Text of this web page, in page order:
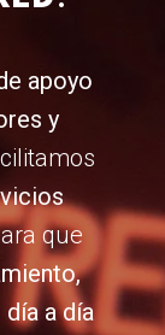
apoyo
y
que
a día